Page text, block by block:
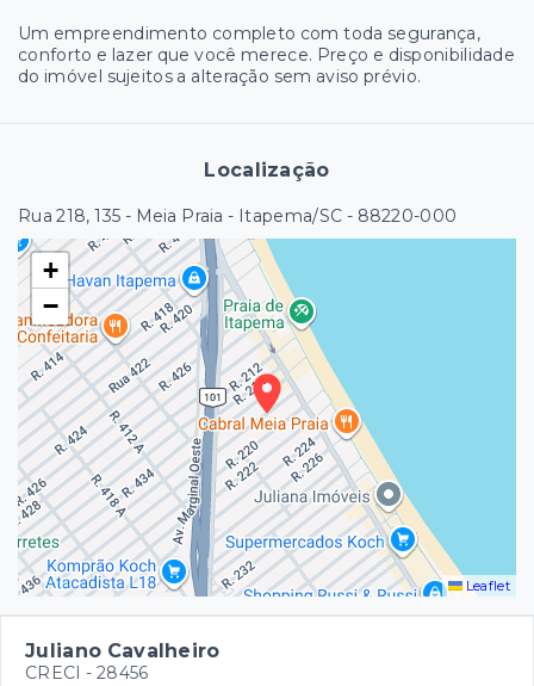
Um empreendimento completo com toda segurança,
conforto e lazer que você merece. Preço e disponibilidade
do imóvel sujeitos a alteração sem aviso prévio.
Localização
Rua 218, 135 - Meia Praia - Itapema/SC - 88220-000
+
−
Leaflet
Juliano Cavalheiro
CRECI - 28456